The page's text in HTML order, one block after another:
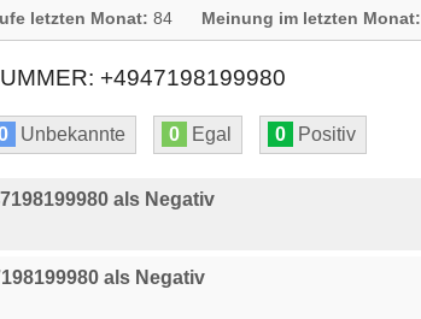
letzten Monat: 84 Meinung im letzten Monat:
+4947198199980
Unbekannte 0 Egal 0 Positiv
als Negativ
als Negativ